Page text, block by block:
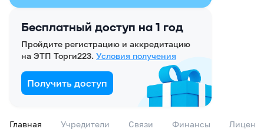
Бесплатный доступ на 1 год
Пройдите регистрацию и аккредитацию
на ЭТП Торги223. Условия получения
Получить доступ
Главная Учредители Связи Финансы